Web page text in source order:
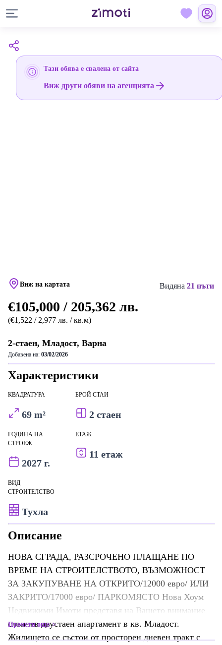
Тази обява е свалена от сайта
Виж други обяви на агенцията
Виж на картата Видяна 21 пъти
€105,000 / 205,362 лв.
(€1,522 / 2,977 лв. / кв.м)
2-стаен, Младост, Варна
Добавена на: 03/02/2026
Характеристики
КВАДРАТУРА
69 m²
БРОЙ СТАИ
2 стаен
ГОДИНА НА
СТРОЕЖ
2027 г.
ЕТАЖ
11 етаж
ВИД
СТРОИТЕЛСТВО
Тухла
Описание
НОВА СГРАДА, РАЗСРОЧЕНО ПЛАЩАНЕ ПО
ВРЕМЕ НА СТРОИТЕЛСТВОТО, ВЪЗМОЖНОСТ
ЗА ЗАКУПУВАНЕ НА ОТКРИТО/12000 евро/ ИЛИ
ЗАКРИТО/17000 евро/ ПАРКОМЯСТО Нова Хоум
Недвижими Имоти представя на Вашето внимание
слънчев двустаен апартамент в кв. Младост.
Жилището се състои от просторен дневен тракт с
Прочети още